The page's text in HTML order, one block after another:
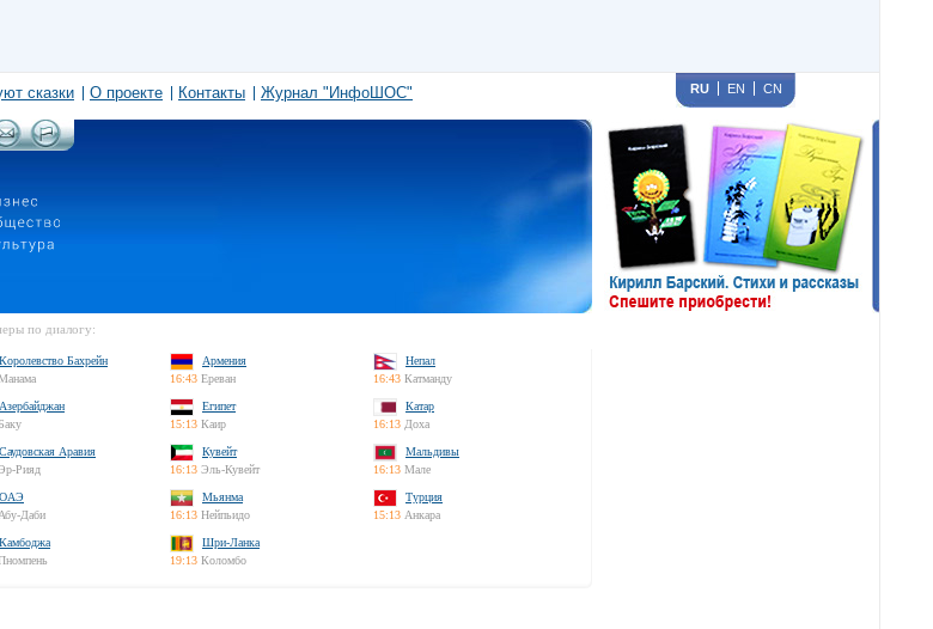
сказки О проекте Контакты Журнал "ИнфоШОС" RU EN CN
по диалогу:
Королевство Бахрейн
Армения
16:43 Ереван
Непал
16:43 Катманду
Азербайджан
Египет
15:13 Каир
Катар
16:13 Доха
Саудовская Аравия
Рияд
Кувейт
16:13 Эль-Кувейт
Мальдивы
16:13 Мале
ОАЭ
Абу-Даби
Мьянма
16:13 Нейпьидо
Турция
15:13 Анкара
Камбоджа
Шри-Ланка
19:13 Коломбо